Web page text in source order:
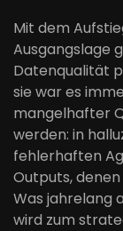
Mit dem
Ausgangslage
Datenqualität
sie war es
mangelhafter
werden: in
fehlerhaften
Outputs,
Was jahrelang
wird zum